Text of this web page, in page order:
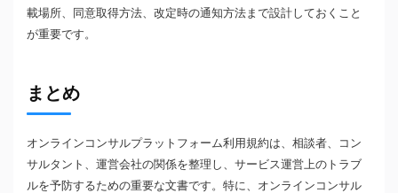
載場所、同意取得方法、改定時の通知方法まで設計しておくこと
が重要です。
まとめ
オンラインコンサルプラットフォーム利用規約は、相談者、コン
サルタント、運営会社の関係を整理し、サービス運営上のトラブ
ルを予防するための重要な文書です。特に、オンラインコンサル